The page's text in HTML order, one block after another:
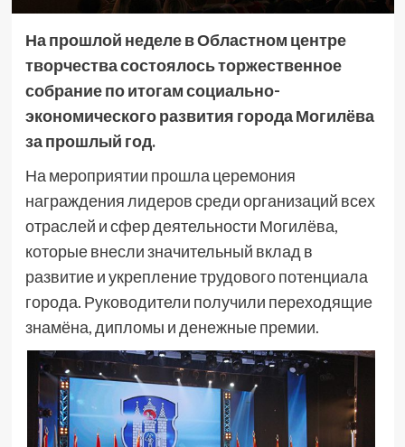
На прошлой неделе в Областном центре
творчества состоялось торжественное
собрание по итогам социально-
экономического развития города Могилёва
за прошлый год.
На мероприятии прошла церемония
награждения лидеров среди организаций всех
отраслей и сфер деятельности Могилёва,
которые внесли значительный вклад в
развитие и укрепление трудового потенциала
города. Руководители получили переходящие
знамёна, дипломы и денежные премии.